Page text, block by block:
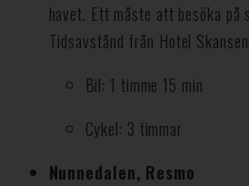
havet. Ett måste att besöka på
Tidsavstånd från Hotel Skansen:
Bil: 1 timme 15 min
Cykel: 3 timmar
Nunnedalen, Resmo